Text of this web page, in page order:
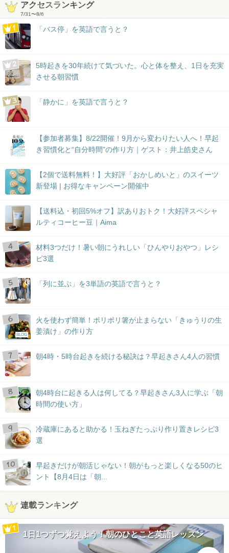
アクセスランキング
7/31〜8/6
「バス停」を英語で言うと？
5時起きを30年続けて気づいた。心と体を整え、1日を充実
させる朝習慣
「静かに」を英語で言うと？
【参加者募集】8/22開催！9月から変わりたい人へ！早起
き習慣化と“自分時間”の作り方｜ゲスト：井上皓史さん
【2個で送料無料！】大好評「おかしめいと」のスイーツ
新登場 | お得なキャンペーン開催中
【送料込・初回5%オフ】訳ありおトク！大好評スペシャ
ルティコーヒー豆｜Aima
材料3つだけ！暑い朝にうれしい「ひんやりおやつ」レシ
ピ3選
「列に並ぶ」を3単語の英語で言うと？
BLOG
火を使わず簡単！ポリポリ箸が止まらない「きゅうりの生
姜漬け」の作り方
朝4時・5時台起きを続ける秘訣は？早起きさん4人の習慣
朝4時台に起きる人は何してる？早起きさん3人に学ぶ「朝
時間の使い方」
冷蔵庫にあると助かる！玉ねぎたっぷり作り置きレシピ3
選
早起きだけが朝活じゃない！朝がもっと楽しくなる50のヒ
ント【8月4日は「朝...
連載ランキング
1日1つずつ覚えよう！朝のひとこと英語レッスン